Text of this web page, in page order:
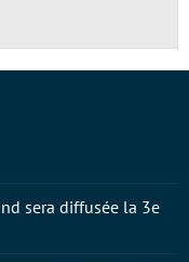
sera diffusée la 3e